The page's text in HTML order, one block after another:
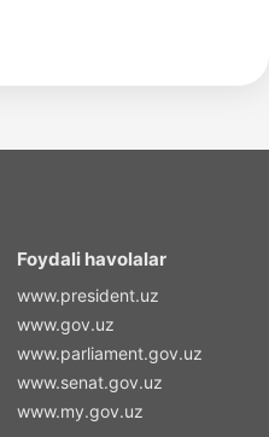
Foydali havolalar
www.president.uz
www.gov.uz
www.parliament.gov.uz
www.senat.gov.uz
www.my.gov.uz